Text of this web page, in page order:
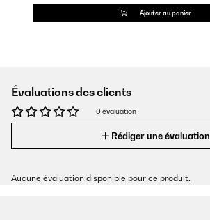
Ajouter au panier
Évaluations des clients
0 évaluation
Rédiger une évaluation
Aucune évaluation disponible pour ce produit.